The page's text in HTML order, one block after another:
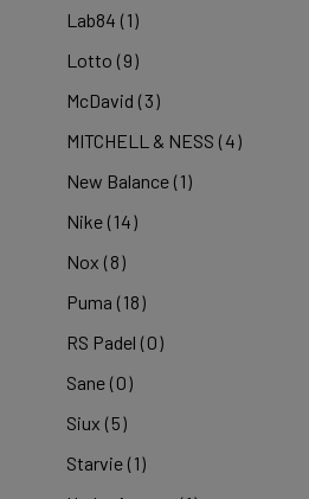
Lab84 (1)
Lotto (9)
McDavid (3)
MITCHELL & NESS (4)
New Balance (1)
Nike (14)
Nox (8)
Puma (18)
RS Padel (0)
Sane (0)
Siux (5)
Starvie (1)